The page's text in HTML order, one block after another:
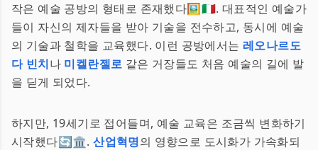
작은 예술 공방의 형태로 존재했다🖼️🇮🇹. 대표적인 예술가
들이 자신의 제자들을 받아 기술을 전수하고, 동시에 예술
의 기술과 철학을 교육했다. 이런 공방에서는 레오나르도
다 빈치나 미켈란젤로 같은 거장들도 처음 예술의 길에 발
을 딛게 되었다.
하지만, 19세기로 접어들며, 예술 교육은 조금씩 변화하기
시작했다🔄🏛️.산업혁명의 영향으로 도시화가 가속화되